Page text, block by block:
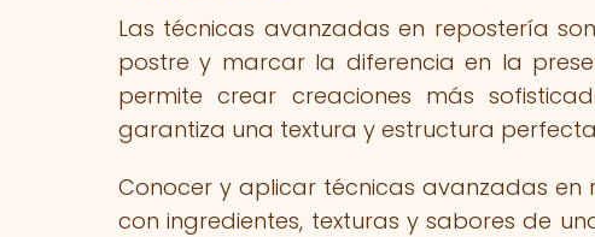
Las técnicas avanzadas en repostería
postre y marcar la diferencia en la
permite crear creaciones más
garantiza una textura y estructura
Conocer y aplicar técnicas avanzadas
con ingredientes, texturas y sabores de